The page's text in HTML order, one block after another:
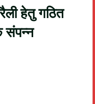
रैली हेतु गठित
संपन्न